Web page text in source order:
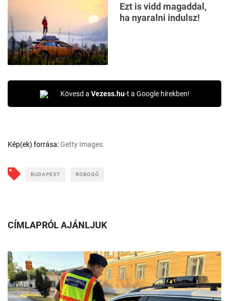
Ezt is vidd magaddal,
ha nyaralni indulsz!
Kövesd a Vezess.hu-t a Google hírekben!
Kép(ek) forrása:Getty Images
BUDAPEST ROBOGÓ
CÍMLAPRÓL AJÁNLJUK